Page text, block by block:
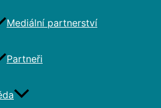
Mediální partnerství
Partneři